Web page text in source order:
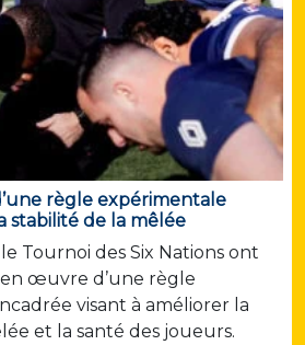
règle expérimentale
stabilité de la mêlée
Tournoi des Six Nations ont
œuvre d’une règle
visant à améliorer la
et la santé des joueurs.